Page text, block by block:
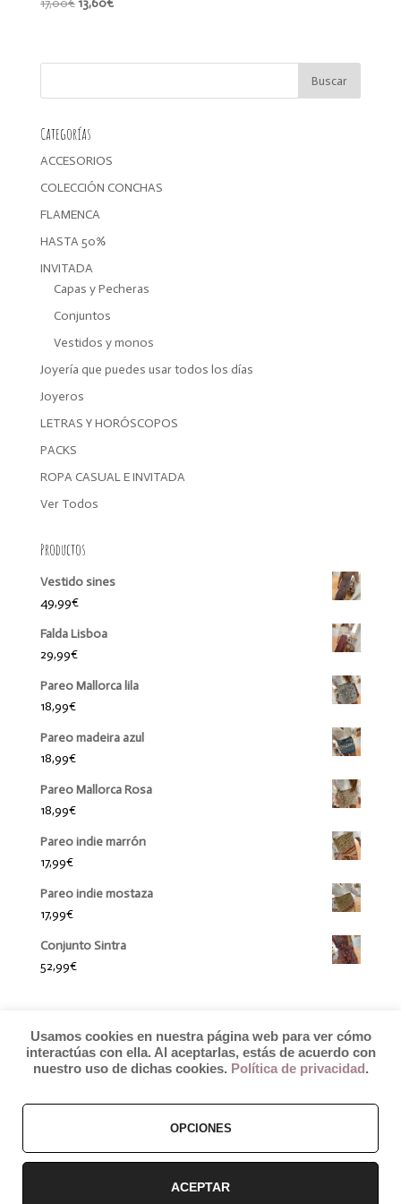
17,00€
era:
13,60€
es:
Categorías
ACCESORIOS
COLECCIÓN CONCHAS
FLAMENCA
HASTA 50%
INVITADA
Capas y Pecheras
Conjuntos
Vestidos y monos
Joyería que puedes usar todos los días
Joyeros
LETRAS Y HORÓSCOPOS
PACKS
ROPA CASUAL E INVITADA
Ver Todos
Productos
Vestido sines
49,99€
Falda Lisboa
29,99€
Pareo Mallorca lila
18,99€
Pareo madeira azul
18,99€
Pareo Mallorca Rosa
18,99€
Pareo indie marrón
17,99€
Pareo indie mostaza
17,99€
Conjunto Sintra
52,99€
© 2019 by Débora Colette
Términos y Condiciones Cambios y Devoluciones
Usamos cookies en nuestra página web para ver cómo
interactúas con ella. Al aceptarlas, estás de acuerdo con
nuestro uso de dichas cookies. Política de privacidad .
OPCIONES
ACEPTAR